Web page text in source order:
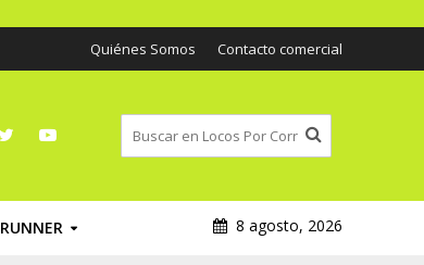
Quiénes Somos Contacto comercial
8 agosto, 2026